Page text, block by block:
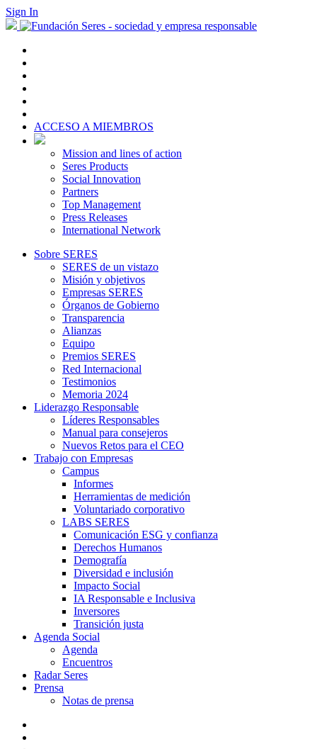
Sign In
ACCESO A MIEMBROS
Mission and lines of action
Seres Products
Social Innovation
Partners
Top Management
Press Releases
International Network
Sobre SERES
SERES de un vistazo
Misión y objetivos
Empresas SERES
Órganos de Gobierno
Transparencia
Alianzas
Equipo
Premios SERES
Red Internacional
Testimonios
Memoria 2024
Liderazgo Responsable
Líderes Responsables
Manual para consejeros
Nuevos Retos para el CEO
Trabajo con Empresas
Campus
Informes
Herramientas de medición
Voluntariado corporativo
LABS SERES
Comunicación ESG y confianza
Derechos Humanos
Demografía
Diversidad e inclusión
Impacto Social
IA Responsable e Inclusiva
Inversores
Transición justa
Agenda Social
Agenda
Encuentros
Radar Seres
Prensa
Notas de prensa